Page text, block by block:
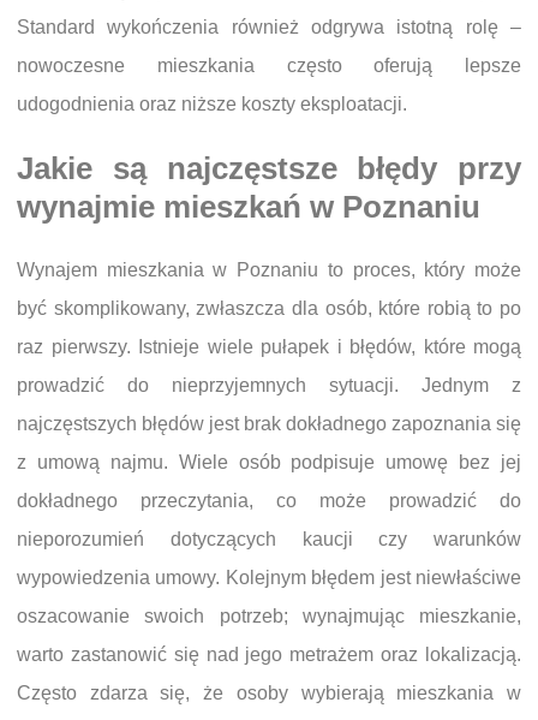
Standard wykończenia również odgrywa istotną rolę –
nowoczesne mieszkania często oferują lepsze
udogodnienia oraz niższe koszty eksploatacji.
Jakie są najczęstsze błędy przy
wynajmie mieszkań w Poznaniu
Wynajem mieszkania w Poznaniu to proces, który może
być skomplikowany, zwłaszcza dla osób, które robią to po
raz pierwszy. Istnieje wiele pułapek i błędów, które mogą
prowadzić do nieprzyjemnych sytuacji. Jednym z
najczęstszych błędów jest brak dokładnego zapoznania się
z umową najmu. Wiele osób podpisuje umowę bez jej
dokładnego przeczytania, co może prowadzić do
nieporozumień dotyczących kaucji czy warunków
wypowiedzenia umowy. Kolejnym błędem jest niewłaściwe
oszacowanie swoich potrzeb; wynajmując mieszkanie,
warto zastanowić się nad jego metrażem oraz lokalizacją.
Często zdarza się, że osoby wybierają mieszkania w